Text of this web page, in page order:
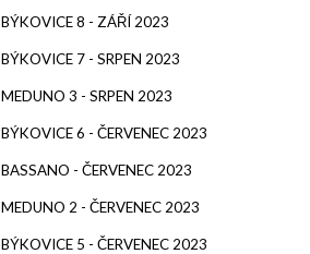
BÝKOVICE 8 - ZÁŘÍ 2023
BÝKOVICE 7 - SRPEN 2023
MEDUNO 3 - SRPEN 2023
BÝKOVICE 6 - ČERVENEC 2023
BASSANO - ČERVENEC 2023
MEDUNO 2 - ČERVENEC 2023
BÝKOVICE 5 - ČERVENEC 2023